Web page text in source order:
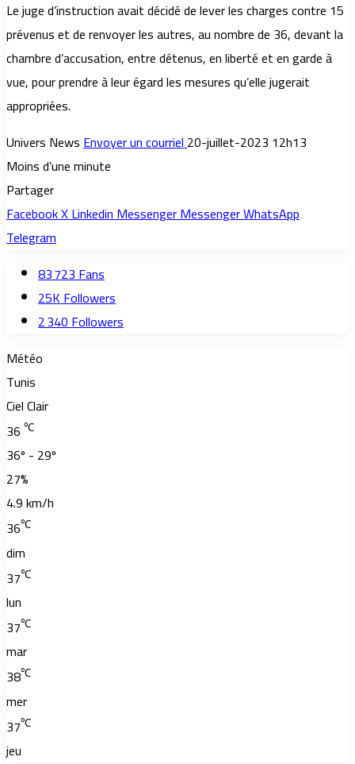
Le juge d’instruction avait décidé de lever les charges contre 15
prévenus et de renvoyer les autres, au nombre de 36, devant la
chambre d’accusation, entre détenus, en liberté et en garde à
vue, pour prendre à leur égard les mesures qu’elle jugerait
appropriées.
Univers NewsEnvoyer un courriel20-juillet-2023 12h13
Moins d’une minute
Partager
FacebookXLinkedinMessengerMessengerWhatsApp
Telegram
83 723Fans
25KFollowers
2 340Followers
Météo
Tunis
Ciel Clair
36 ℃
36º - 29º
27%
4.9 km/h
36℃
dim
37℃
lun
37℃
mar
38℃
mer
37℃
jeu